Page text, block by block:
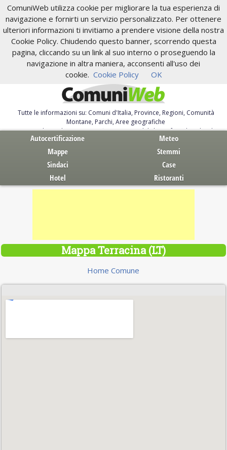
ComuniWeb utilizza cookie per migliorare la tua esperienza di
navigazione e fornirti un servizio personalizzato. Per ottenere
ulteriori informazioni ti invitiamo a prendere visione della nostra
Cookie Policy. Chiudendo questo banner, scorrendo questa
pagina, cliccando su un link al suo interno o proseguendo la
navigazione in altra maniera, acconsenti all'uso dei
cookie. Cookie Policy OK
Tutte le informazioni su: Comuni d'Italia, Province, Regioni, Comunità
Montane, Parchi, Aree geografiche
Servizi al Cittadino. Autocertificazione, moduli, leggi, free download
Autocertificazione
Meteo
Mappe
Stemmi
Sindaci
Case
Hotel
Ristoranti
Mappa Terracina (LT)
Home Comune